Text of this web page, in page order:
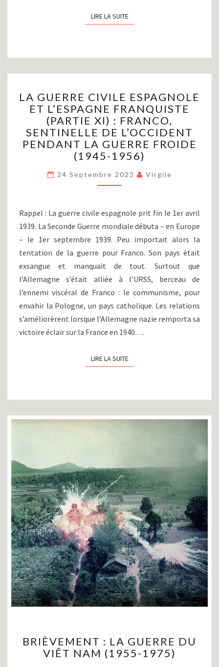
LIRE LA SUITELIRE LA SUITE
GUERRE
CIVILE
ESPAGNOLE
ET
L’ESPAGNE
FRANQUISTE
(PARTIE
XI)
:
DE
L’OCCIDENT
PENDANT
GUERRE
FROIDE
(1945-
1956)
LA GUERRE CIVILE ESPAGNOLE
ET L’ESPAGNE FRANQUISTE
(PARTIE XI) : FRANCO,
SENTINELLE DE L’OCCIDENT
PENDANT LA GUERRE FROIDE
(1945-1956)
24 Septembre 2023 Virgile
Rappel : La guerre civile espagnole prit fin le 1er avril
1939. La Seconde Guerre mondiale débuta – en Europe
– le 1er septembre 1939. Peu importait alors la
tentation de la guerre pour Franco. Son pays était
exsangue et manquait de tout. Surtout que
l’Allemagne s’était alliée à l’URSS, berceau de
l’ennemi viscéral de Franco : le communisme, pour
envahir la Pologne, un pays catholique. Les relations
s’améliorèrent lorsque l’Allemagne nazie remporta sa
victoire éclair sur la France en 1940….
LIRE LA SUITELIRE LA SUITE
LA
BRIÈVEMENT : LA GUERRE DU
VIÊT NAM (1955-1975)